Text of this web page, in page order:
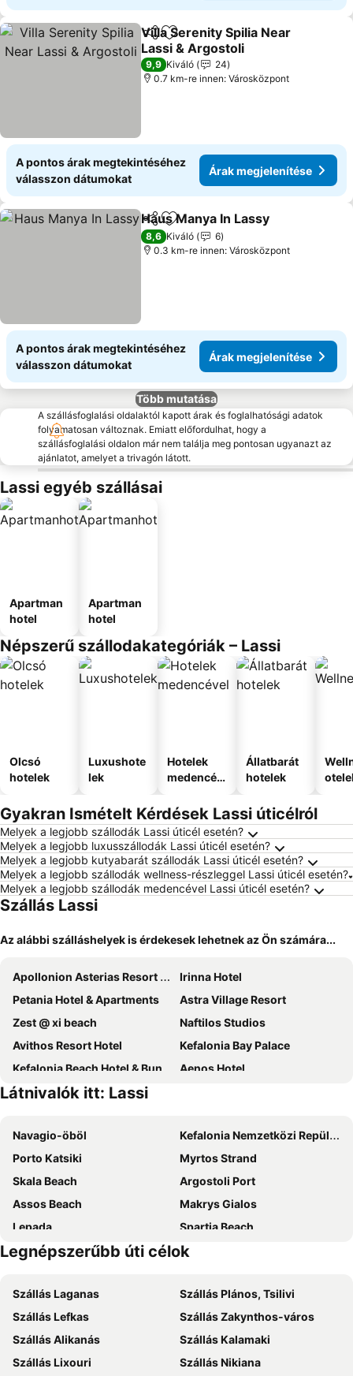
Megosztás
Hozzáadás a kedvencekhez
Villa Serenity Spilia Near
Lassi & Argostoli
Árak megjelenítése
9,9 Kiváló
24
0.7 km-re innen: Városközpont
A pontos árak megtekintéséhez
válasszon dátumokat
Árak megjelenítése
Megosztás
Hozzáadás a kedvencekhez
Haus Manya In Lassy
8,6 Kiváló
6
0.3 km-re innen: Városközpont
A pontos árak megtekintéséhez
válasszon dátumokat
Árak megjelenítése
Több mutatása
A szállásfoglalási oldalaktól kapott árak és foglalhatósági adatok
folyamatosan változnak. Emiatt előfordulhat, hogy a
szállásfoglalási oldalon már nem találja meg pontosan ugyanazt az
ajánlatot, amelyet a trivagón látott.
Lassi egyéb szállásai
Apartman
hotel
Apartman
hotel
Népszerű szállodakategóriák – Lassi
Olcsó
hotelek
Luxushote
lek
Hotelek
medencév
Állatbarát
hotelek
Gyakran Ismételt Kérdések Lassi úticélról
Melyek a legjobb szállodák Lassi úticél esetén?
Melyek a legjobb luxusszállodák Lassi úticél esetén?
Melyek a legjobb kutyabarát szállodák Lassi úticél esetén?
Melyek a legjobb szállodák wellness-részleggel Lassi úticél esetén?
Melyek a legjobb szállodák medencével Lassi úticél esetén?
Szállás Lassi
Az alábbi szálláshelyek is érdekesek lehetnek az Ön számára...
Apollonion Asterias Resort and Spa
Irinna Hotel
Petania Hotel & Apartments
Astra Village Resort
Zest @ xi beach
Naftilos Studios
Avithos Resort Hotel
Kefalonia Bay Palace
Kefalonia Beach Hotel & Bungalows
Aenos Hotel
Karavados Beach Hotel
Hotel Aggelos Kefalonia
Villa Carina
Ionian Emerald Resort
Palatino Hotel
Mediterranee
Panas Hotel
Argile Resort
Agios Gerasimos Studios
Leivatho Hotel
Villa Elena
Moustakis Hotel
Lassi Hotel
Electra Kefalonia Hotel & Spa
Ammes Apartments
Ionis Hotel
Kefalonia Grand
Volidiera Guesthouse
Toulatos Pantelis
Nautilos Hotel
Hotel Kourkoumelata
Látnivalók itt: Lassi
Navagio-öböl
Kefalonia Nemzetközi Repülőtér
Porto Katsiki
Myrtos Strand
Skala Beach
Argostoli Port
Assos Beach
Makrys Gialos
Lepada
Spartia Beach
Traditional Settlement of Agios Ioannis
Skinos
Sea Kayaking Kefalonia
Pessada
Poros
Alykes 1
Ministera Della Difesa
KTEL Kefallonias
Platys Gialos
Lithostroto
Legnépszerűbb úti célok
Szállás Laganas
Szállás Plános, Tsilivi
Szállás Lefkas
Szállás Zakynthos-város
Szállás Alikanás
Szállás Kalamaki
Szállás Lixouri
Szállás Nikiana